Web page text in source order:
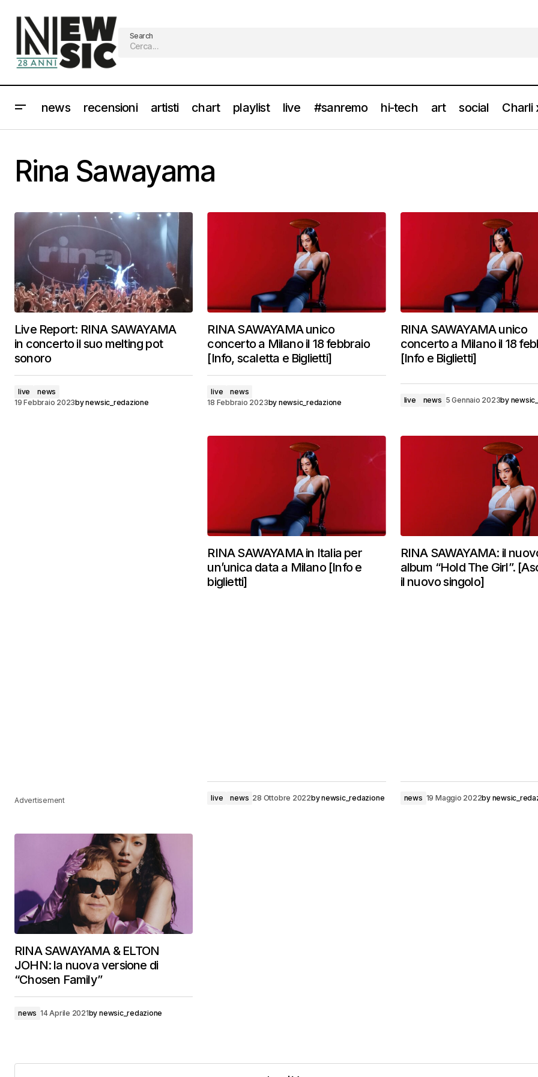
Search
news recensioni artisti chart playlist live #sanremo hi-tech art social Charli
Rina Sawayama
Live Report: RINA SAWAYAMA
in concerto il suo melting pot
sonoro
live
news
19 Febbraio 2023bynewsic_redazione
RINA SAWAYAMA unico
concerto a Milano il 18 febbraio
[Info, scaletta e Biglietti]
live
news
18 Febbraio 2023by newsic_redazione
RINA SAWAYAMA unico
concerto a Milano il 18
[Info e Biglietti]
live news 5 Gennaio 2023by
Advertisement
RINA SAWAYAMA in Italia per
un’unica data a Milano [Info e
biglietti]
live news 28 Ottobre 2022bynewsic_redazione
RINA SAWAYAMA: il
album “Hold The Girl”.
il nuovo singolo]
news 19 Maggio 2022by
RINA SAWAYAMA & ELTON
JOHN: la nuova versione di
“Chosen Family”
news 14 Aprile 2021by newsic_redazione